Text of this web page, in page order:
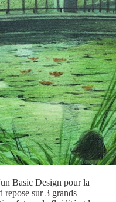
Basic Design pour la
sur 3 grands